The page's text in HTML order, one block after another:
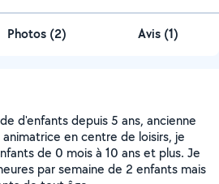
Photos (2) Avis (1)
d'enfants depuis 5 ans, ancienne
en centre de loisirs, je
de 0 mois à 10 ans et plus. Je
par semaine de 2 enfants mais